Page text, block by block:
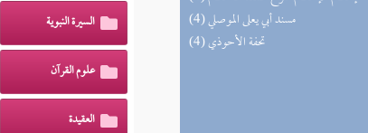
(4) مسند أبي يعلى الموصلي
(4) تحفة الأحوذي
السيرة النبوية
علوم القرآن
العقيدة